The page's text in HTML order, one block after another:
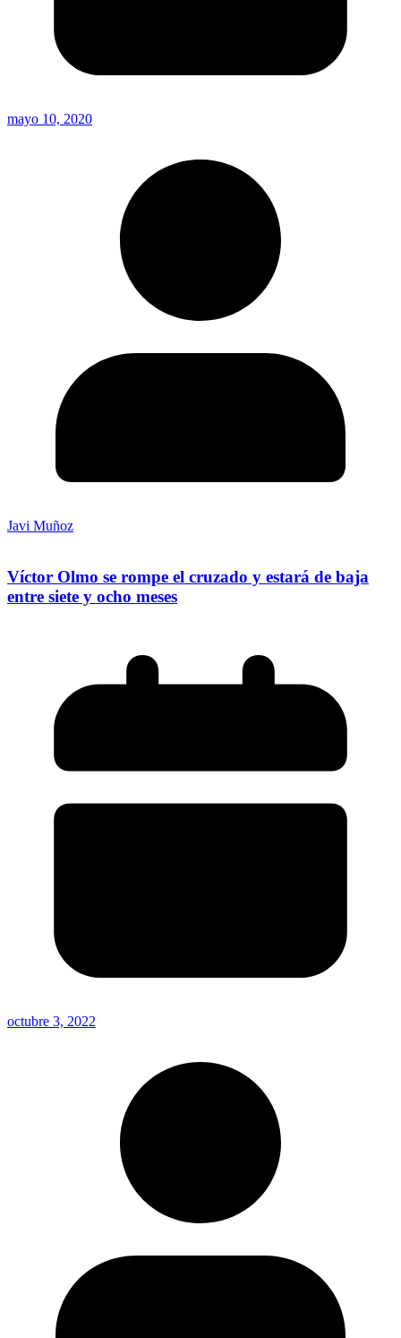
mayo 10, 2020
Javi Muñoz
Víctor Olmo se rompe el cruzado y estará de baja
entre siete y ocho meses
octubre 3, 2022